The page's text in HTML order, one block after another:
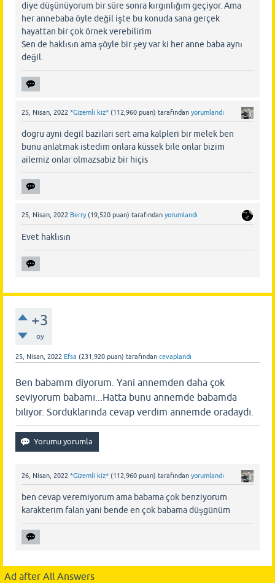
diye düşünüyorum bir süre sonra kırgınlığım geçiyor. Ama
her annebaba öyle değil işte bu konuda sana gerçek
hayattan bir çok örnek verebilirim
Sen de haklısın ama şöyle bir şey var ki her anne baba aynı
değil.
25, Nisan, 2022 *Gizemli kiz* (112,960 puan) tarafından yorumlandı
dogru ayni degil bazilari sert ama kalpleri bir melek ben
bunu anlatmak istedim onlara küssek bile onlar bizim
ailemiz onlar olmazsabiz bir hiçis
25, Nisan, 2022 Berry (19,520 puan) tarafından yorumlandı
Evet haklısın
+3
oy
25, Nisan, 2022 Efsa (231,920 puan) tarafından cevaplandı
Ben babamm diyorum. Yani annemden daha çok
seviyorum babamı...Hatta bunu annemde babamda
biliyor. Sorduklarında cevap verdim annemde oradaydı.
26, Nisan, 2022 *Gizemli kiz* (112,960 puan) tarafından yorumlandı
ben cevap veremiyorum ama babama çok benziyorum
karakterim falan yani bende en çok babama düşgünüm
Ad after All Answers